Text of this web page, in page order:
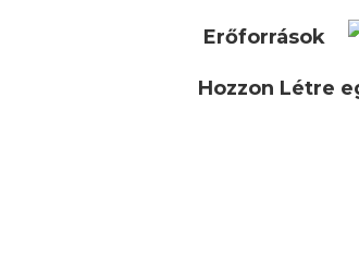
Erőforrások
Hozzon Létre